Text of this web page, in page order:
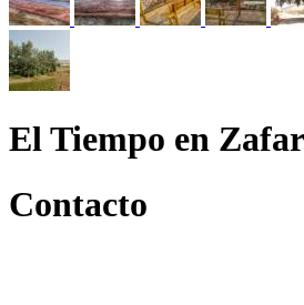
El Tiempo en
Contacto